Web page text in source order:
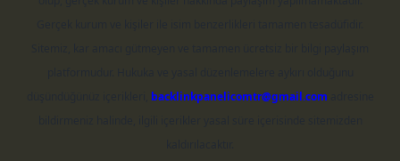
backlinkpanelicomtr@gmail.com